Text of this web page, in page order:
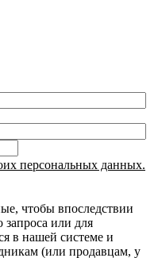
персональных данных.
чтобы впоследствии
запроса или для
в нашей системе и
(или продавцам, у